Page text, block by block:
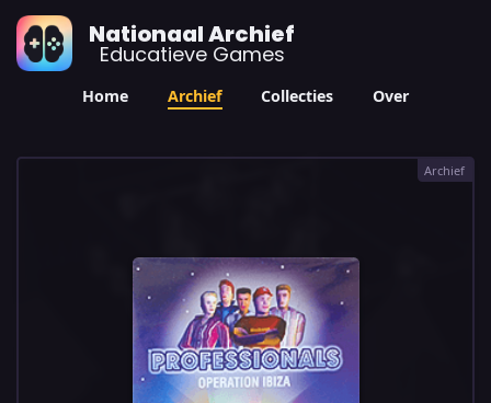
Nationaal Archief
Educatieve Games
Home Archief Collecties Over
Archief